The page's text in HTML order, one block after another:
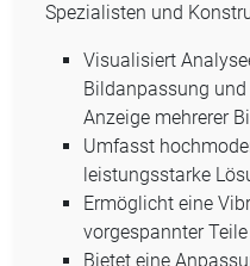
Spezialisten und
Visualisiert
Bildanpassung
Anzeige mehrerer
Umfasst
leistungsstarke
Ermöglicht eine
vorgespannter Teile
Bietet eine